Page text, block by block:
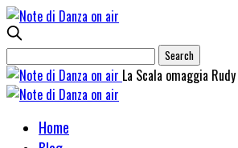
La Scala omaggia Rudy
Home